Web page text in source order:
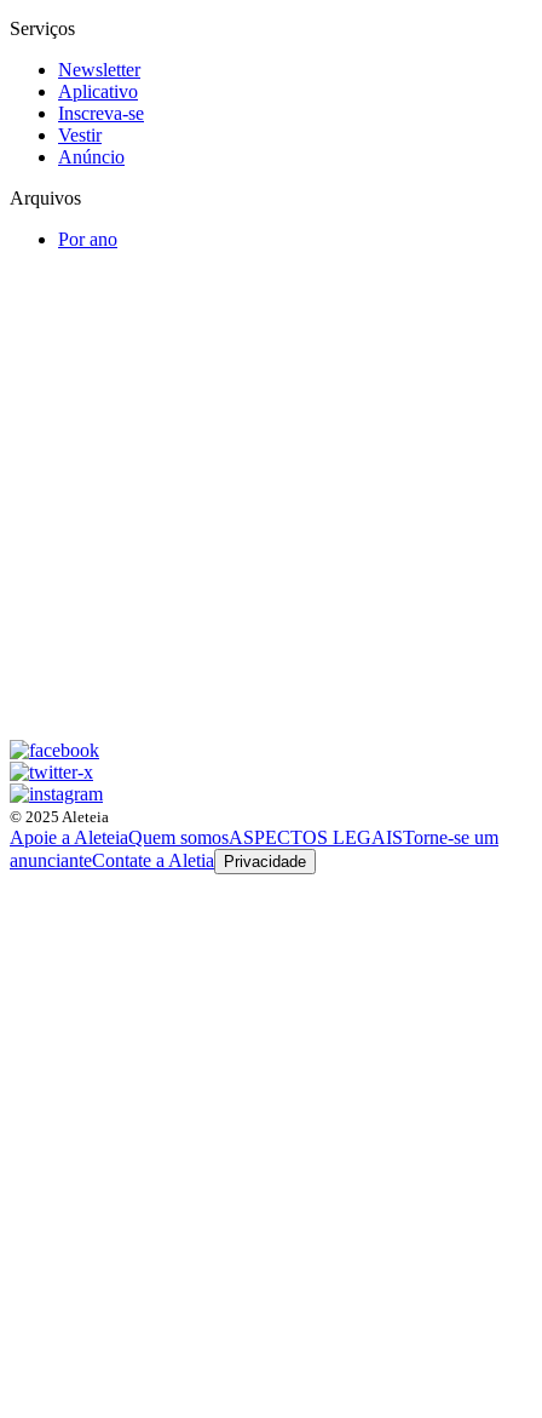
Serviços
Newsletter
Aplicativo
Inscreva-se
Vestir
Anúncio
Arquivos
Por ano
© 2025 Aleteia
Apoie a AleteiaQuem somosASPECTOS LEGAISTorne-se um
anuncianteContate a Aletia Privacidade